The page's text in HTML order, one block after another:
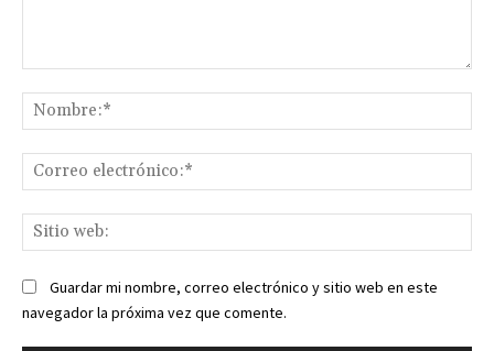
Guardar mi nombre, correo electrónico y sitio web en este
navegador la próxima vez que comente.